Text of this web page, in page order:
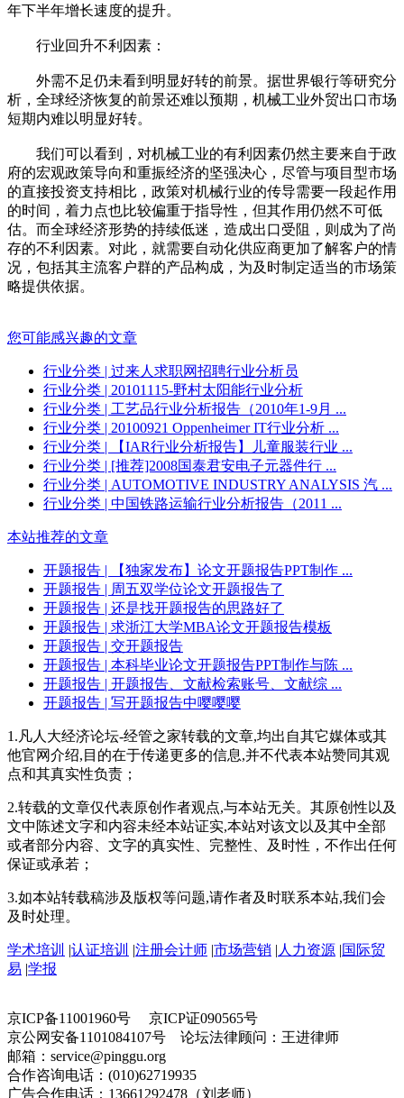
年下半年增长速度的提升。
行业回升不利因素：
外需不足仍未看到明显好转的前景。据世界银行等研究分
析，全球经济恢复的前景还难以预期，机械工业外贸出口市场
短期内难以明显好转。
我们可以看到，对机械工业的有利因素仍然主要来自于政
府的宏观政策导向和重振经济的坚强决心，尽管与项目型市场
的直接投资支持相比，政策对机械行业的传导需要一段起作用
的时间，着力点也比较偏重于指导性，但其作用仍然不可低
估。而全球经济形势的持续低迷，造成出口受阻，则成为了尚
存的不利因素。对此，就需要自动化供应商更加了解客户的情
况，包括其主流客户群的产品构成，为及时制定适当的市场策
略提供依据。
您可能感兴趣的文章
行业分类 | 过来人求职网招聘行业分析员
行业分类 | 20101115-野村太阳能行业分析
行业分类 | 工艺品行业分析报告（2010年1-9月 ...
行业分类 | 20100921 Oppenheimer IT行业分析 ...
行业分类 | 【IAR行业分析报告】儿童服装行业 ...
行业分类 | [推荐]2008国泰君安电子元器件行 ...
行业分类 | AUTOMOTIVE INDUSTRY ANALYSIS 汽 ...
行业分类 | 中国铁路运输行业分析报告（2011 ...
本站推荐的文章
开题报告 | 【独家发布】论文开题报告PPT制作 ...
开题报告 | 周五双学位论文开题报告了
开题报告 | 还是找开题报告的思路好了
开题报告 | 求浙江大学MBA论文开题报告模板
开题报告 | 交开题报告
开题报告 | 本科毕业论文开题报告PPT制作与陈 ...
开题报告 | 开题报告、文献检索账号、文献综 ...
开题报告 | 写开题报告中嘤嘤嘤
1.凡人大经济论坛-经管之家转载的文章,均出自其它媒体或其
他官网介绍,目的在于传递更多的信息,并不代表本站赞同其观
点和其真实性负责；
2.转载的文章仅代表原创作者观点,与本站无关。其原创性以及
文中陈述文字和内容未经本站证实,本站对该文以及其中全部
或者部分内容、文字的真实性、完整性、及时性，不作出任何
保证或承若；
3.如本站转载稿涉及版权等问题,请作者及时联系本站,我们会
及时处理。
学术培训 |认证培训 |注册会计师 |市场营销 | 人力资源 |国际贸
易 |学报
京ICP备11001960号 京ICP证090565号
京公网安备1101084107号 论坛法律顾问：王进律师
邮箱：service@pinggu.org
合作咨询电话：(010)62719935
广告合作电话：13661292478（刘老师）